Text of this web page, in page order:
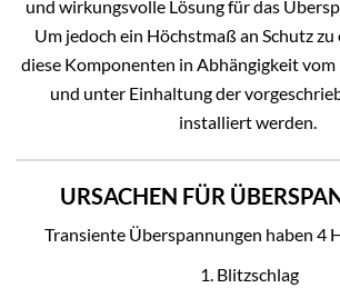
und wirkungsvolle Lösung für das
Um jedoch ein Höchstmaß an Schutz zu
diese Komponenten in Abhängigkeit
und unter Einhaltung der
installiert werden.
URSACHEN FÜR
Transiente Überspannungen haben 4
1. Blitzschlag